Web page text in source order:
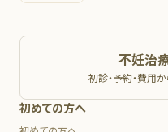
不妊治
初診・予約・費用
初めての方へ